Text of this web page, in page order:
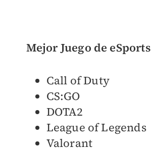
Mejor Juego de eSports
Call of Duty
CS:GO
DOTA2
League of Legends
Valorant